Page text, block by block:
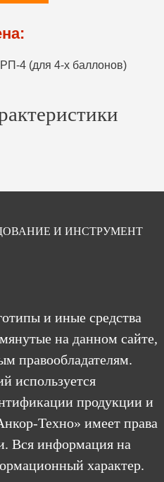
И ИНСТРУМЕНТ
и иные средства
на данном сайте,
правообладателям.
используется
продукции и
Техно» имеет права
Вся информация на
характер.